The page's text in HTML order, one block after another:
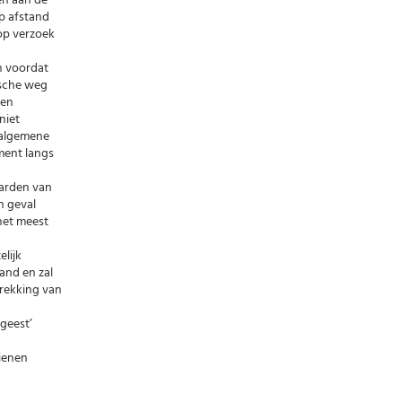
afstand
verzoek
voordat
weg
langs
van
geval
meest
en zal
van